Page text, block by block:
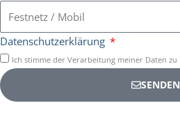
Datenschutzerklärung
Ich stimme der Verarbeitung meiner Daten zu
SENDEN